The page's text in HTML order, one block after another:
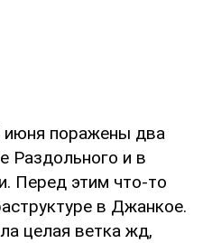
июня поражены два
Раздольного и в
Перед этим что-то
в Джанкое.
целая ветка жд,